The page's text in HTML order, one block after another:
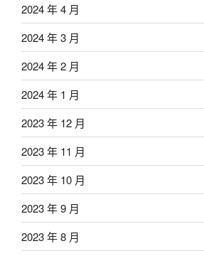
2024 年 4 月
2024 年 3 月
2024 年 2 月
2024 年 1 月
2023 年 12 月
2023 年 11 月
2023 年 10 月
2023 年 9 月
2023 年 8 月